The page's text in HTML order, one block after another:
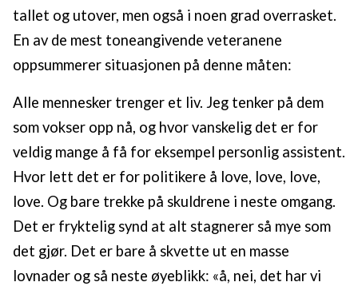
tallet og utover, men også i noen grad overrasket.
En av de mest toneangivende veteranene
oppsummerer situasjonen på denne måten:
Alle mennesker trenger et liv. Jeg tenker på dem
som vokser opp nå, og hvor vanskelig det er for
veldig mange å få for eksempel personlig assistent.
Hvor lett det er for politikere å love, love, love,
love. Og bare trekke på skuldrene i neste omgang.
Det er fryktelig synd at alt stagnerer så mye som
det gjør. Det er bare å skvette ut en masse
lovnader og så neste øyeblikk: «å, nei, det har vi